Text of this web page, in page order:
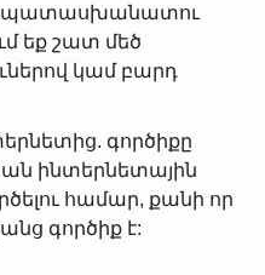
եք շատ մեծ
կամ բարդ
գործիքը
ինտերնետային
համար, քանի որ
գործիք է: